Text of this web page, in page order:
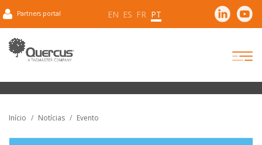
Partners portal EN ES FR PT
Início Notícias Evento